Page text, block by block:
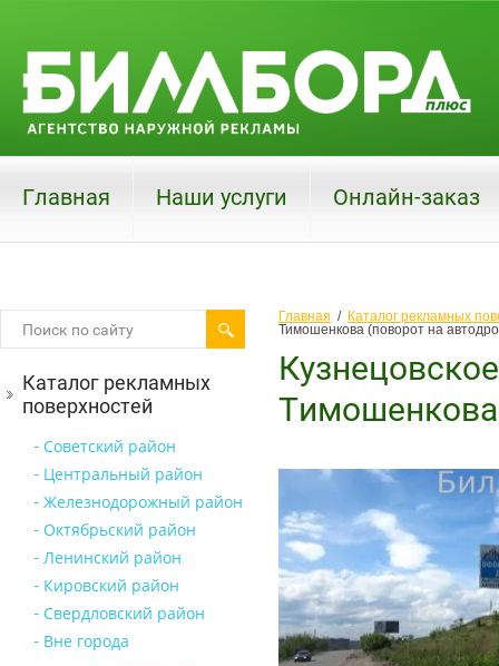
Главная Наши услуги Онлайн-заказ
Каталог рекламных
поверхностей
Советский район
Центральный район
Железнодорожный район
Октябрьский район
Ленинский район
Кировский район
Свердловский район
Вне города
Главная
  /
Каталог рекламных
Тимошенкова (поворот на